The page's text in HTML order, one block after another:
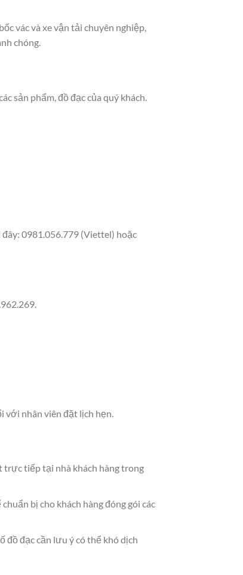
vác và xe vận tải chuyên nghiệp,
chóng.
sản phẩm, đồ đạc của quý khách.
0981.056.779 (Viettel) hoặc
với nhân viên đặt lịch hẹn.
trực tiếp tại nhà khách hàng trong
bị cho khách hàng đóng gói các
đồ đạc cần lưu ý có thể khó dịch